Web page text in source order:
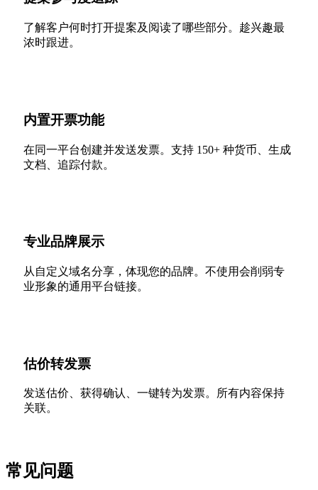
了解客户何时打开提案及阅读了哪些部分。趁兴趣最
浓时跟进。
内置开票功能
在同一平台创建并发送发票。支持 150+ 种货币、生成
文档、追踪付款。
专业品牌展示
从自定义域名分享，体现您的品牌。不使用会削弱专
业形象的通用平台链接。
估价转发票
发送估价、获得确认、一键转为发票。所有内容保持
关联。
常见问题